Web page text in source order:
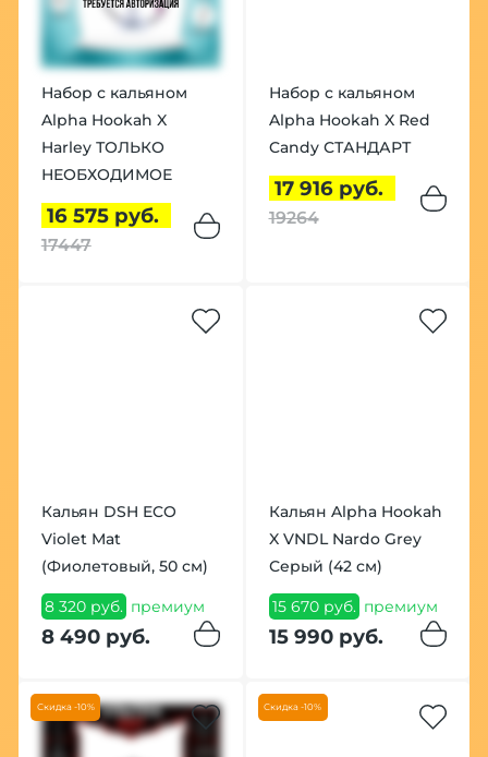
Набор с кальяном
Alpha Hookah X
Harley ТОЛЬКО
НЕОБХОДИМОЕ
16 575 руб.
17447
Набор с кальяном
Alpha Hookah X Red
Candy СТАНДАРТ
17 916 руб.
19264
Кальян DSH ECO
Violet Mat
(Фиолетовый, 50 см)
8 320 руб. премиум
8 490 руб.
Кальян Alpha Hookah
X VNDL Nardo Grey
Серый (42 см)
15 670 руб. премиум
15 990 руб.
Скидка -10% Скидка -10%